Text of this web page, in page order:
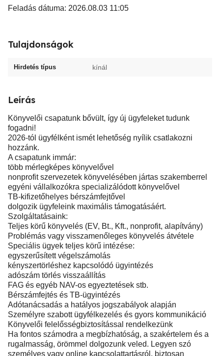
Feladás dátuma: 2026.08.03 11:05
Tulajdonságok
Hirdetés típus kínál
Leírás
Könyvelői csapatunk bővült, így új ügyfeleket tudunk
fogadni!
2026-tól ügyfélként ismét lehetőség nyílik csatlakozni
hozzánk.
A csapatunk immár:
több mérlegképes könyvelővel
nonprofit szervezetek könyvelésében jártas szakemberrel
egyéni vállalkozókra specializálódott könyvelővel
TB-kifizetőhelyes bérszámfejtővel
dolgozik ügyfeleink maximális támogatásáért.
Szolgáltatásaink:
Teljes körű könyvelés (EV, Bt., Kft., nonprofit, alapítvány)
Problémás vagy visszamenőleges könyvelés átvétele
Speciális ügyek teljes körű intézése:
egyszerűsített végelszámolás
kényszertörléshez kapcsolódó ügyintézés
adószám törlés visszaállítás
FAG és egyéb NAV-os egyeztetések stb.
Bérszámfejtés és TB-ügyintézés
Adótanácsadás a hatályos jogszabályok alapján
Személyre szabott ügyfélkezelés és gyors kommunikáció
Könyvelői felelősségbiztosítással rendelkezünk
Ha fontos számodra a megbízhatóság, a szakértelem és a
rugalmasság, örömmel dolgozunk veled. Legyen szó
személyes vagy online kapcsolattartásról, biztosan